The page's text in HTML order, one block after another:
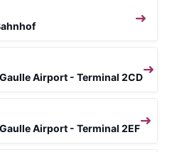
Airport - Terminal 2CD
Airport - Terminal 2EF